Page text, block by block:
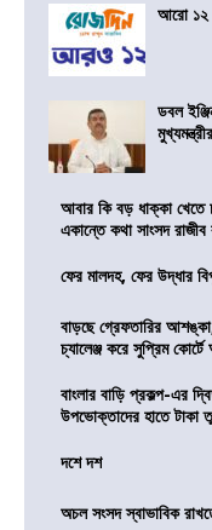
আরো ১২
ডবল
মুখ্যমন্ত্রীর
আবার কি বড় ধাক্কা খেতে
একান্তে কথা সাংসদ রাজীব
ফের মালদহ, ফের উদ্ধার
বাড়ছে গ্রেফতারির আশঙ্কা,
চ্যালেঞ্জ করে সুপ্রিম
বাংলার বাড়ি প্রকল্প-এর
উপভোক্তাদের হাতে টাকা
দশে দশ
অচল সংসদ স্বাভাবিক